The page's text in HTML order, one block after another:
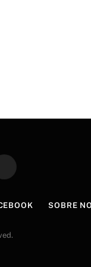
TikTok
SOBRE